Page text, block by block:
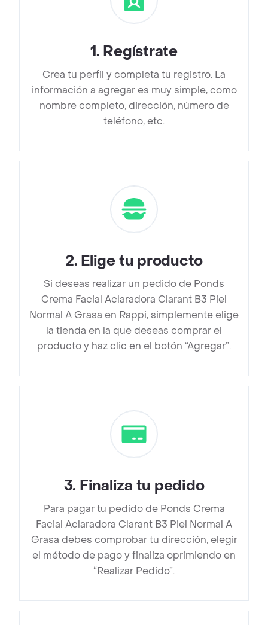
1. Regístrate
Crea tu perfil y completa tu registro. La
información a agregar es muy simple, como
nombre completo, dirección, número de
teléfono, etc.
2. Elige tu producto
Si deseas realizar un pedido de Ponds
Crema Facial Aclaradora Clarant B3 Piel
Normal A Grasa en Rappi, simplemente elige
la tienda en la que deseas comprar el
producto y haz clic en el botón “Agregar”.
3. Finaliza tu pedido
Para pagar tu pedido de Ponds Crema
Facial Aclaradora Clarant B3 Piel Normal A
Grasa debes comprobar tu dirección, elegir
el método de pago y finaliza oprimiendo en
“Realizar Pedido”.